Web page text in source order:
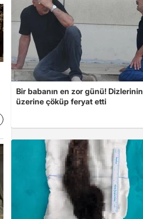
Bir babanın en zor günü! Dizlerinin
üzerine çöküp feryat etti